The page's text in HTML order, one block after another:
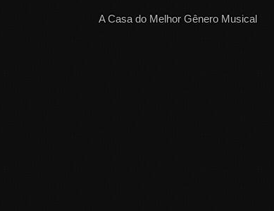
A Casa do Melhor Gênero Musical